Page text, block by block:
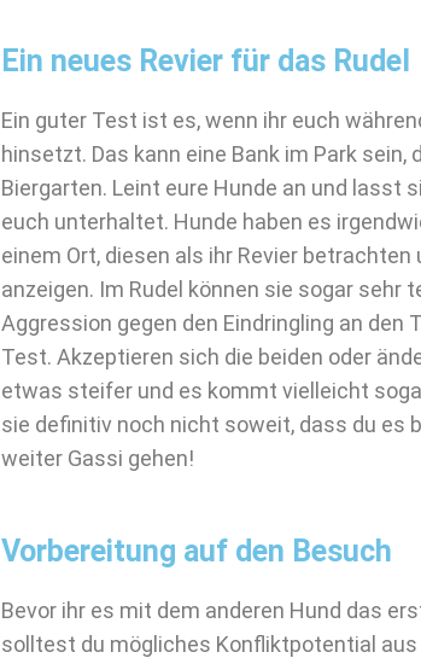
Ein neues Revier für das Rudel
Ein guter Test ist es, wenn ihr euch
hinsetzt. Das kann eine Bank im Park sein,
Biergarten. Leint eure Hunde an und lasst
euch unterhaltet. Hunde haben es
einem Ort, diesen als ihr Revier betrachten
anzeigen. Im Rudel können sie sogar sehr
Aggression gegen den Eindringling an den
Test. Akzeptieren sich die beiden oder
etwas steifer und es kommt vielleicht
sie definitiv noch nicht soweit, dass du es
weiter Gassi gehen!
Vorbereitung auf den Besuch
Bevor ihr es mit dem anderen Hund das
solltest du mögliches Konfliktpotential